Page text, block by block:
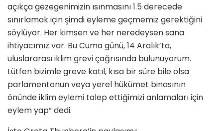
açıkça gezegenimizin ısınmasını 1.5 derecede
sınırlamak için şimdi eyleme geçmemiz gerektiğini
söylüyor. Her kimsen ve her neredeysen sana
ihtiyacımız var. Bu Cuma günü, 14 Aralık’ta,
uluslararası iklim grevi çağrısında bulunuyorum.
Lütfen bizimle greve katıl, kısa bir süre bile olsa
parlamentonun veya yerel hükümet binasının
önünde iklim eylemi talep ettiğimizi anlamaları için
eylem yap” dedi.